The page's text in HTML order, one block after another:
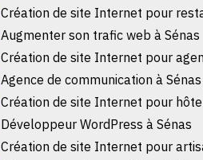
Création de site Internet pour
Augmenter son trafic web à Sénas
Création de site Internet pour
Agence de communication à Sénas
Création de site Internet pour
Développeur WordPress à Sénas
Création de site Internet pour